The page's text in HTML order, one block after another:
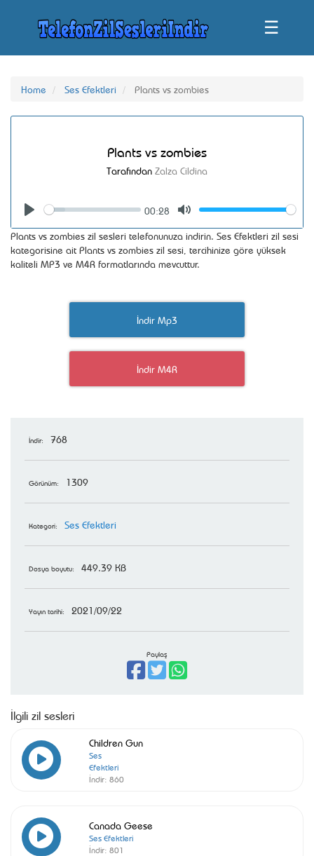
☰
Home Ses Efektleri Plants vs zombies
Plants vs zombies
Tarafından Zalza Cildina
Seek
00:28
Volume
Plants vs zombies zil sesleri telefonunuza indirin. Ses Efektleri zil sesi
kategorisine ait Plants vs zombies zil sesi, tercihinize göre yüksek
kaliteli MP3 ve M4R formatlarında mevcuttur.
İndir Mp3
İndir M4R
İndir: 768
Görünüm: 1309
Kategori: Ses Efektleri
Dosya boyutu: 449.39 KB
Yayın tarihi: 2021/09/22
Paylaş
İlgili zil sesleri
Children Gun
Ses
Efektleri
İndir: 860
Canada Geese
Ses Efektleri
İndir: 801